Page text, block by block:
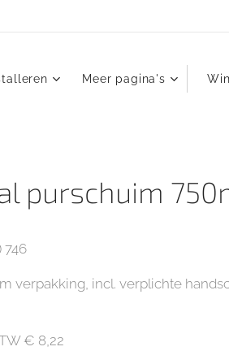
Meer pagina's
purschuim
746
verpakking, incl. verplichte
€ 8,22